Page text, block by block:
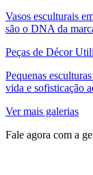
Vasos esculturais
são o DNA da
Peças de Décor
Pequenas
vida e sofisticação
Ver mais galerias
Fale agora com a